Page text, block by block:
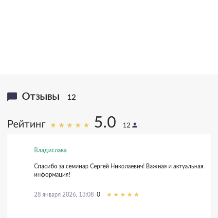
Отзывы 12
Рейтинг 5.0 12
Владислава
Спасибо за семинар Сергей Николаевич! Важная и актуальная
информация!
28 января 2026, 13:08 0